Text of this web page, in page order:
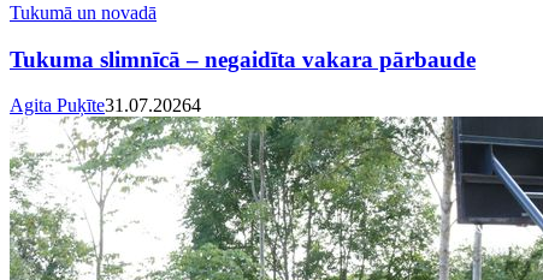
Tukumā un novadā
Tukuma slimnīcā – negaidīta vakara pārbaude
Agita Puķīte31.07.20264